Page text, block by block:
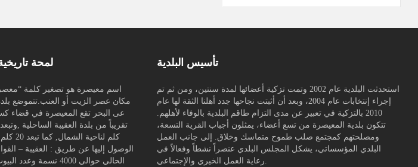
لمحة
اسم معيصرة هو تصغير كلمة
مكان عصر الزيت أو العنب.تتموضع
كلم
الوصول إليها عن طريق : العقيبة –
تأسيس البلدية
استحدثت البلدية عام 2002 وتمت تزكية أعضائها لمدة سنتين، ومن ثم تم
إجراء إنتخابات عام 2004، وبعد أن أثبتت نجاحها جدد أهلنا الثقة لها عام
2010 بالتزكية في تعبير عن مدى التزام طاقم البلدية بالوفاء لأهلهم.
تتكون بلدية المعيصرة من تسع أعضاء، يمثلون أجباب القرية التسعة،
ومصلحتهم كمجتمع صلب طموح متماسك وخلاق. إلى جانب العمل
البلدي المؤسساتي، يشكل المجلس البلدي عنصراً نشطاً وفعالاً في